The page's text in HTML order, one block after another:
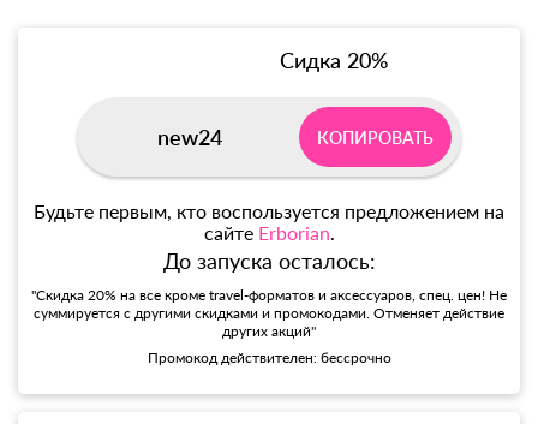
Сидка 20%
new24 КОПИРОВАТЬ
Будьте первым, кто воспользуется предложением на
сайте Erborian.
До запуска осталось:
"Скидка 20% на все кроме travel-форматов и аксессуаров, спец. цен! Не
суммируется с другими скидками и промокодами. Отменяет действие
других акций"
Промокод действителен: бессрочно